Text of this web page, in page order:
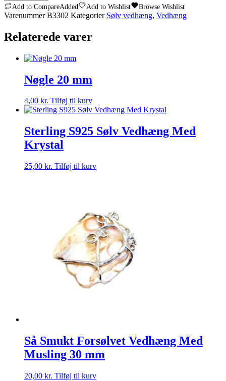
Add to CompareAdded Add to Wishlist Browse Wishlist
VarenummerB3302 Kategorier Sølv vedhæng, Vedhæng
Relaterede varer
Nøgle 20 mm
4,00 kr. Tilføj til kurv
Sterling S925 Sølv Vedhæng Med
Krystal
25,00 kr. Tilføj til kurv
Så Smukt Forsølvet Vedhæng Med
Musling 30 mm
20,00 kr. Tilføj til kurv